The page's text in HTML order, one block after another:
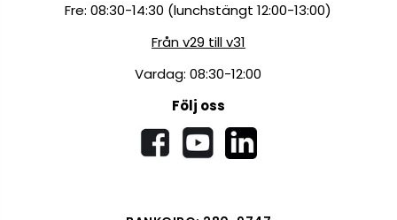
Fre: 08:30-14:30 (lunchstängt 12:00-13:00)
Från v29 till v31
Vardag: 08:30-12:00
Följ oss